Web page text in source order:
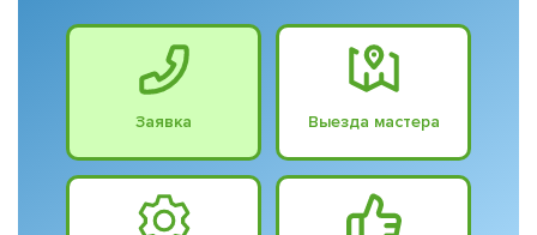
Заявка Выезда мастера